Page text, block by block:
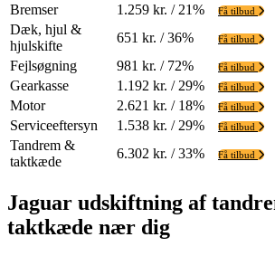
Bremser
1.259 kr. / 21% Få tilbud
Dæk, hjul &
hjulskifte
651 kr. / 36% Få tilbud
Fejlsøgning 981 kr. / 72% Få tilbud
Gearkasse 1.192 kr. / 29% Få tilbud
Motor 2.621 kr. / 18% Få tilbud
Serviceeftersyn 1.538 kr. / 29% Få tilbud
Tandrem &
taktkæde
6.302 kr. / 33% Få tilbud
Jaguar udskiftning af
taktkæde nær dig